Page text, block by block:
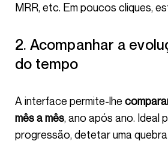
MRR, etc. Em poucos cliques,
2. Acompanhar a evolução ao longo
do tempo
A interface permite-lhe
mês a mês, ano após ano. Ideal
progressão, detetar uma